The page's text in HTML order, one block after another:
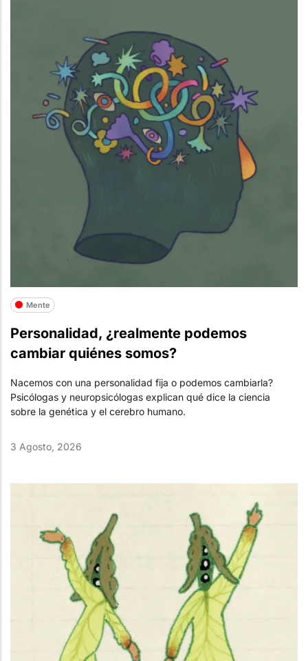
Mente
Personalidad, ¿realmente podemos
cambiar quiénes somos?
Nacemos con una personalidad fija o podemos cambiarla?
Psicólogas y neuropsicólogas explican qué dice la ciencia
sobre la genética y el cerebro humano.
3 Agosto, 2026